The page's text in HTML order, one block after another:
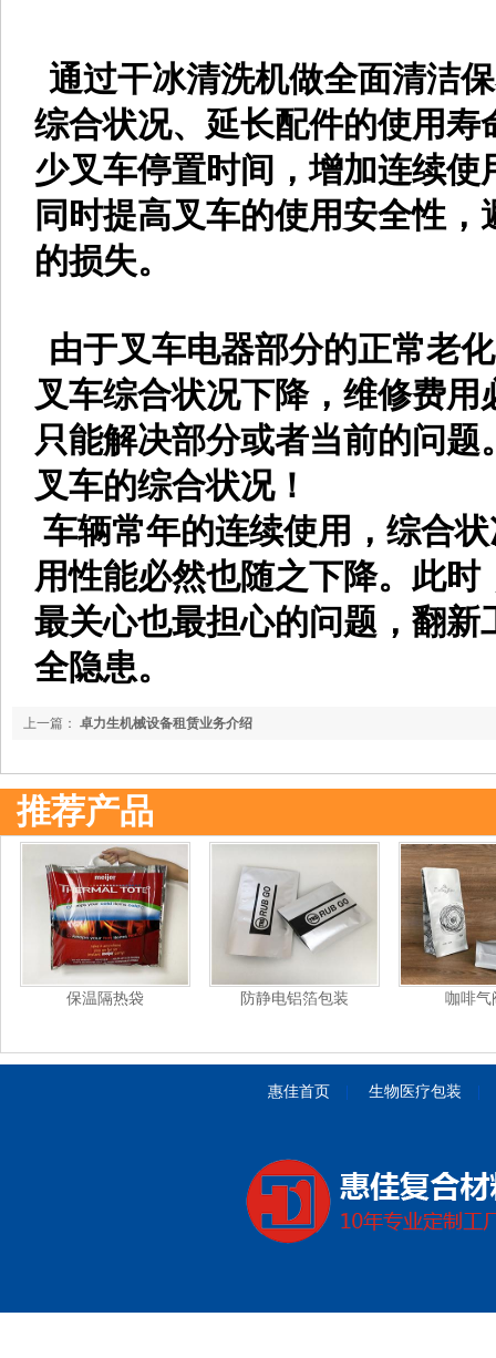
通过干冰清洗机做全面清洁
综合状况、延长配件的使用
少叉车停置时间，增加连续
同时提高叉车的使用安全性
的损失。
由于叉车电器部分的正常老
叉车综合状况下降，维修费
只能解决部分或者当前的问
叉车的综合状况！
车辆常年的连续使用，综合
用性能必然也随之下降。此
最关心也最担心的问题，翻
全隐患。
上一篇： 卓力生机械设备租赁业务介绍
推荐产品
保温隔热袋 防静电铝箔包装 咖啡气
惠佳首页 生物医疗包装